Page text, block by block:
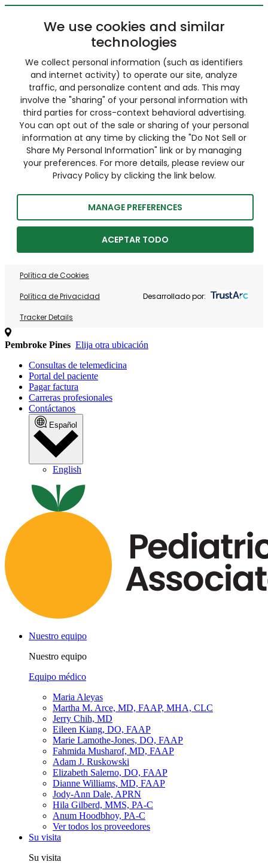
We use cookies and similar
technologies
We collect personal information (such as identifiers
and internet activity) to operate our site, analyze
traffic, and personalize content and ads. This may
involve the "sharing" of your personal information with
third parties for cross-context behavioral advertising.
You can opt out of the sale or sharing of your personal
information at any time by clicking the "Do Not Sell or
Share My Personal Information" link or by managing
your preferences. For more details, please review our
Privacy Policy by clicking the link below.
MANAGE PREFERENCES
ACEPTAR TODO
Política de Cookies
Política de Privacidad
Tracker Details
Desarrollado por:
Pembroke Pines Elija otra ubicación
Consultas de telemedicina
Portal del paciente
Pagar factura
Carreras profesionales
Contáctanos
Español
English
Nuestro equipo
Nuestro equipo
Equipo médico
Maria Aleyas
Martha M. Arce, MD, FAAP, MHA, CLC
Jerry Chih, MD
Eileen Kiang, DO, FAAP
Marie Lamothe-Jones, DO, FAAP
Fahmida Musharof, MD, FAAP
Adam J. Ruskowski
Elizabeth Salerno, DO, FAAP
Dianne Williams, MD, FAAP
Jody-Ann Dale, APRN
Hila Gilberd, MMS, PA-C
Anum Hoodbhoy, PA-C
Ver todos los proveedores
Su visita
Su visita